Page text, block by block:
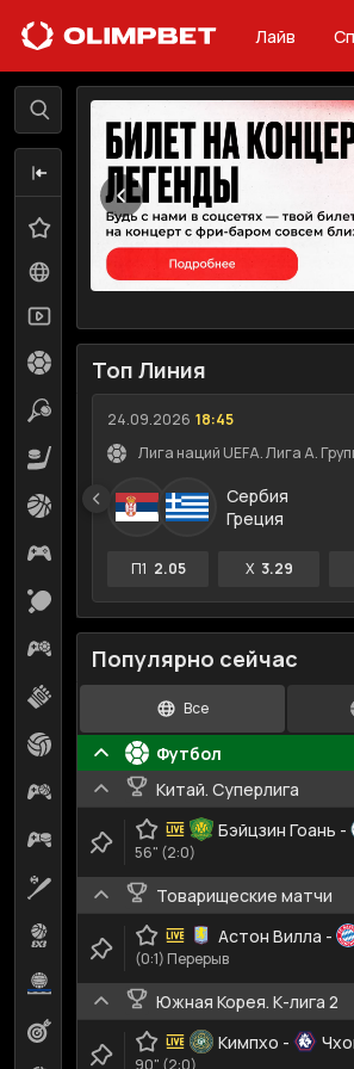
Лайв
Лайв
Избранное
Все события
Футбол
Теннис
Хоккей 4
Баскетбол
Настольный теннис 38
Киберфутбол
Волейбол
Кибербаскетбол
Киберхоккей 6
Бейсбол
Баскетбол 3х3 3
Водное поло 1
Топ Линия
24.09.2026 18:45
Лига наций UEFA. Лига A.
Сербия
Греция
П1 2.05 X 3.29
Популярно сейчас
Все
Футбол
Китай. Суперлига
Бэйцзин Гоань -
56" (2:0)
Товарищеские матчи
Астон Вилла -
(0:1) Перерыв
Южная Корея. К-лига 2
Кимпхо -
90" (2:0)